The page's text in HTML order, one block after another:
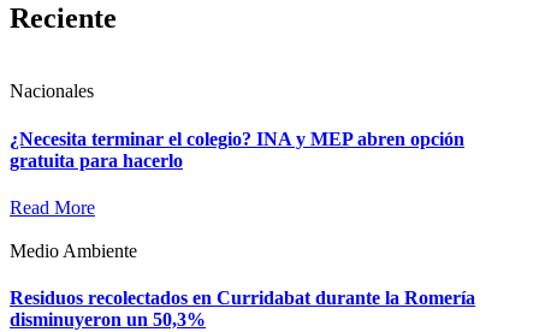
Reciente
Nacionales
¿Necesita terminar el colegio? INA y MEP abren opción
gratuita para hacerlo
Read More
Medio Ambiente
Residuos recolectados en Curridabat durante la Romería
disminuyeron un 50,3%